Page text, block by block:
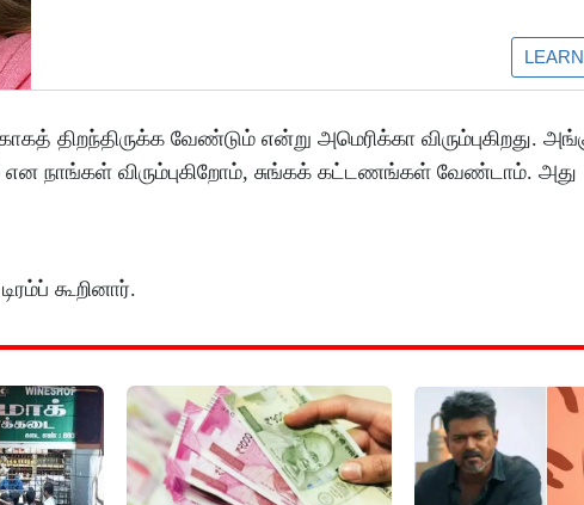
திறந்திருக்க வேண்டும் என்று அமெரிக்கா விரும்புகிறது.
நாங்கள் விரும்புகிறோம், சுங்கக் கட்டணங்கள் வேண்டாம். அது
கூறினார்.